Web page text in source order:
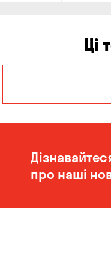
Ці
Одеса
про наші